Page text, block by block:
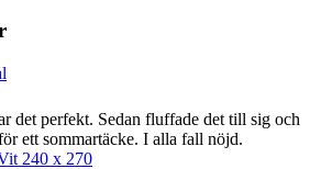
det perfekt. Sedan fluffade det till sig och
ett sommartäcke. I alla fall nöjd.
240 x 270